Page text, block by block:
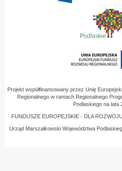
Projekt współfinansowany przez Unię
Regionalnego w ramach Regionalnego
Podlaskiego na lata
FUNDUSZE EUROPEJSKIE - DLA
Urząd Marszałkowski Województwa